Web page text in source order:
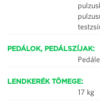
PEDÁLOK, PEDÁLSZÍJAK:
LENDKERÉK TÖMEGE:
17 kg